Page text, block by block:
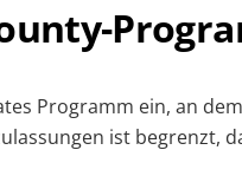
Programm ein, an
ist begrenzt,